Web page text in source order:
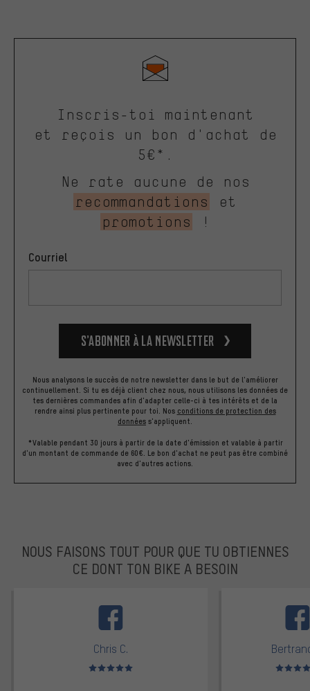
Inscris-toi maintenant
et reçois un bon d'achat de
5€*.
Ne rate aucune de nos
recommandations
et
promotions
!
Courriel
S’abonner à la newsletter
Nous analysons le succès de notre newsletter dans le but de l'améliorer
continuellement. Si tu es déjà client chez nous, nous utilisons les données de
tes dernières commandes afin d'adapter celle-ci à tes intérêts et de la
rendre ainsi plus pertinente pour toi. Nos conditions de protection des
données s'appliquent.
*Valable pendant 30 jours à partir de la date d'émission et valable à partir
d'un montant de commande de 60€. Le bon d'achat ne peut pas être combiné
avec d'autres actions.
NOUS FAISONS TOUT POUR QUE TU OBTIENNES
CE DONT TON BIKE A BESOIN
Chris C.
Note moyenne : 5 sur 5 Note